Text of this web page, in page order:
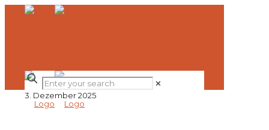
✕
3. Dezember 2025